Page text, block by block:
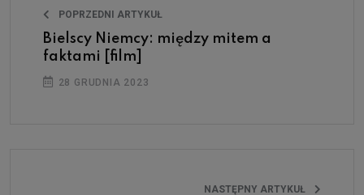
POPRZEDNI ARTYKUŁ
Bielscy Niemcy: między mitem a
faktami [film]
28 GRUDNIA 2023
NASTĘPNY ARTYKUŁ